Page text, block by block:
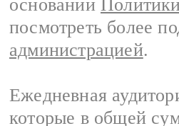
основании
посмотреть более
администрацией.
Ежедневная
которые в общей